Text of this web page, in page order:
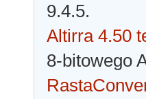
9.4.5.
Altirra 4.50
8-bitowego